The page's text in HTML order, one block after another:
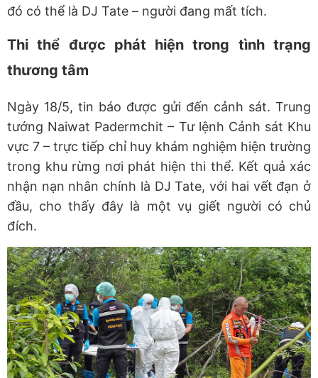
đó có thể là DJ Tate – người đang mất tích.
Thi thể được phát hiện trong tình trạng
thương tâm
Ngày 18/5, tin báo được gửi đến cảnh sát. Trung
tướng Naiwat Padermchit – Tư lệnh Cảnh sát Khu
vực 7 – trực tiếp chỉ huy khám nghiệm hiện trường
trong khu rừng nơi phát hiện thi thể. Kết quả xác
nhận nạn nhân chính là DJ Tate, với hai vết đạn ở
đầu, cho thấy đây là một vụ giết người có chủ
đích.